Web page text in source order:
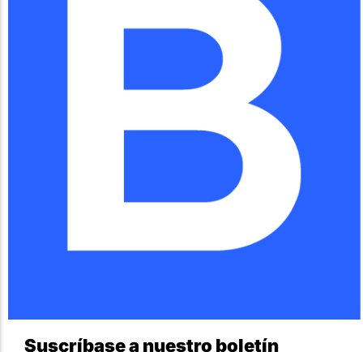
Suscríbase a nuestro boletín